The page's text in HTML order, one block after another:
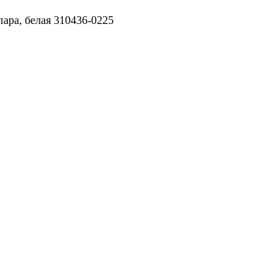
белая 310436-0225